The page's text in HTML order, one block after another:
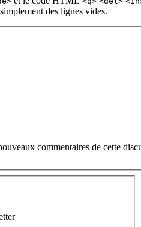
des lignes vides.
commentaires de cette